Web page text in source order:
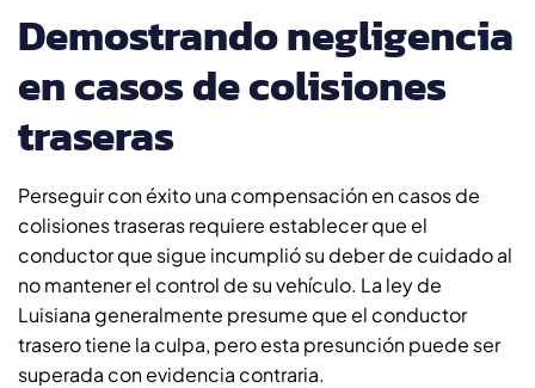
Demostrando negligencia
en casos de colisiones
traseras
Perseguir con éxito una compensación en casos de
colisiones traseras requiere establecer que el
conductor que sigue incumplió su deber de cuidado al
no mantener el control de su vehículo. La ley de
Luisiana generalmente presume que el conductor
trasero tiene la culpa, pero esta presunción puede ser
superada con evidencia contraria.